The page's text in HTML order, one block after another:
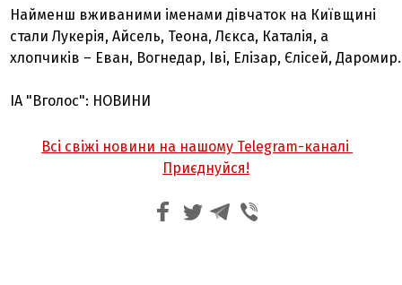
Найменш вживаними іменами дівчаток на Київщині
стали Лукерія, Айсель, Теона, Лєкса, Каталія, а
хлопчиків – Еван, Вогнедар, Іві, Елізар, Єлісей, Даромир.
ІА "Вголос": НОВИНИ
Всі свіжі новини на нашому Telegram-каналі
Приєднуйся!